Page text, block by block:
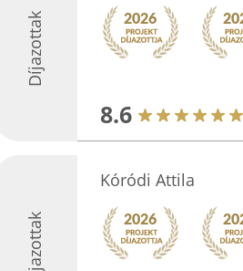
Díjazottak
8.6
Díjazottak
Kóródi Attila